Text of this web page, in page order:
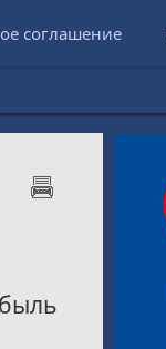
соглашение